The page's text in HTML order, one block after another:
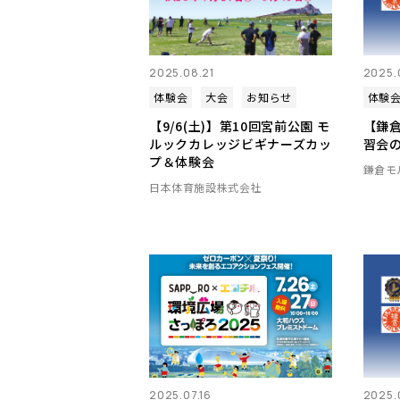
2025.08.21
体験会
大会 お知らせ
【9/6(土)】第10回宮前公園 モ
ルックカレッジビギナーズカッ
プ＆体験会
日本体育施設株式会社
体験
【鎌
習会
鎌倉
2025.07.16